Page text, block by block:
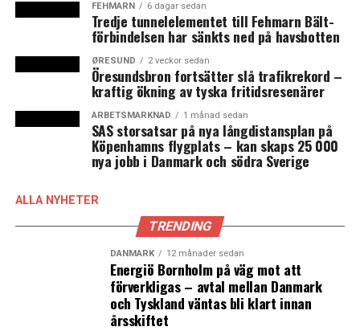
FEHMARN 6 dagar sedan
Tredje tunnelelementet till Fehmarn Bält-
förbindelsen har sänkts ned på havsbotten
ØRESUND 2 veckor sedan
Öresundsbron fortsätter slå trafikrekord –
kraftig ökning av tyska fritidsresenärer
ARBETSMARKNAD 1 månad sedan
SAS storsatsar på nya långdistansplan på
Köpenhamns flygplats – kan skaps 25 000
nya jobb i Danmark och södra Sverige
ALLA NYHETER
TRENDING
DANMARK 12 månader sedan
Energiö Bornholm på väg mot att
förverkligas – avtal mellan Danmark
och Tyskland väntas bli klart innan
årsskiftet